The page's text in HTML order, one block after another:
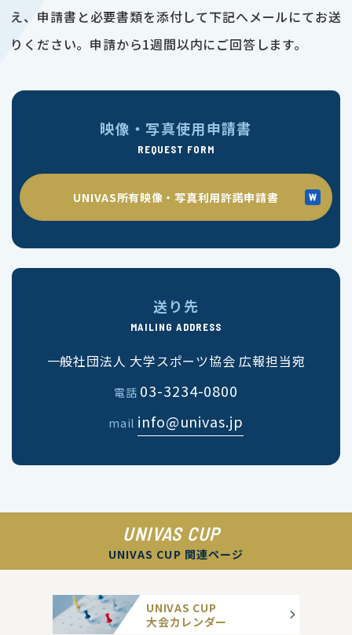
え、申請書と必要書類を添付して下記へメールにてお送
りください。申請から1週間以内にご回答します。
映像・写真使用申請書
REQUEST FORM
UNIVAS所有映像・写真利用許諾申請書
送り先
MAILING ADDRESS
一般社団法人 大学スポーツ協会 広報担当宛
電話 03-3234-0800
mail info@univas.jp
UNIVAS CUP
UNIVAS CUP 関連ページ
UNIVAS CUP
大会カレンダー